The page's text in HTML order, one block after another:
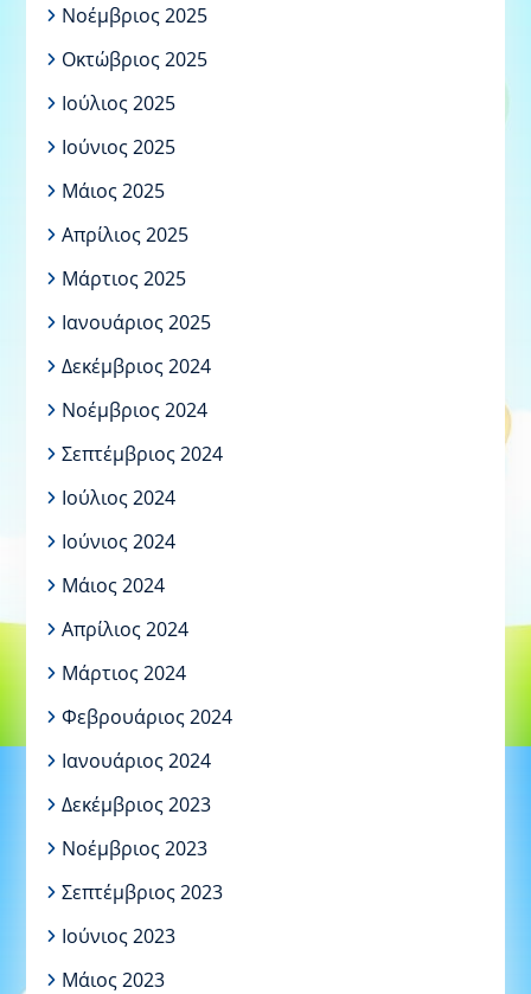
Νοέμβριος 2025
Οκτώβριος 2025
Ιούλιος 2025
Ιούνιος 2025
Μάιος 2025
Απρίλιος 2025
Μάρτιος 2025
Ιανουάριος 2025
Δεκέμβριος 2024
Νοέμβριος 2024
Σεπτέμβριος 2024
Ιούλιος 2024
Ιούνιος 2024
Μάιος 2024
Απρίλιος 2024
Μάρτιος 2024
Φεβρουάριος 2024
Ιανουάριος 2024
Δεκέμβριος 2023
Νοέμβριος 2023
Σεπτέμβριος 2023
Ιούνιος 2023
Μάιος 2023